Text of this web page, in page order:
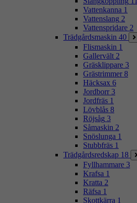
Vattenkanna 1
Vattenslang 2
Vattenspridare 2
Trädgårdsmaskin 40
Flismaskin 1
Gallervält 2
Gräsklippare 3
Grästrimmer 8
Häcksax 6
Jordborr 3
Jordfräs 1
Lövblås 8
Röjsåg 3
Såmaskin 2
Snöslunga 1
Stubbfräs 1
Trädgårdsredskap 18
Fyllhammare 3
Krafsa 1
Kratta 2
Räfsa 1
Skottkärra 1